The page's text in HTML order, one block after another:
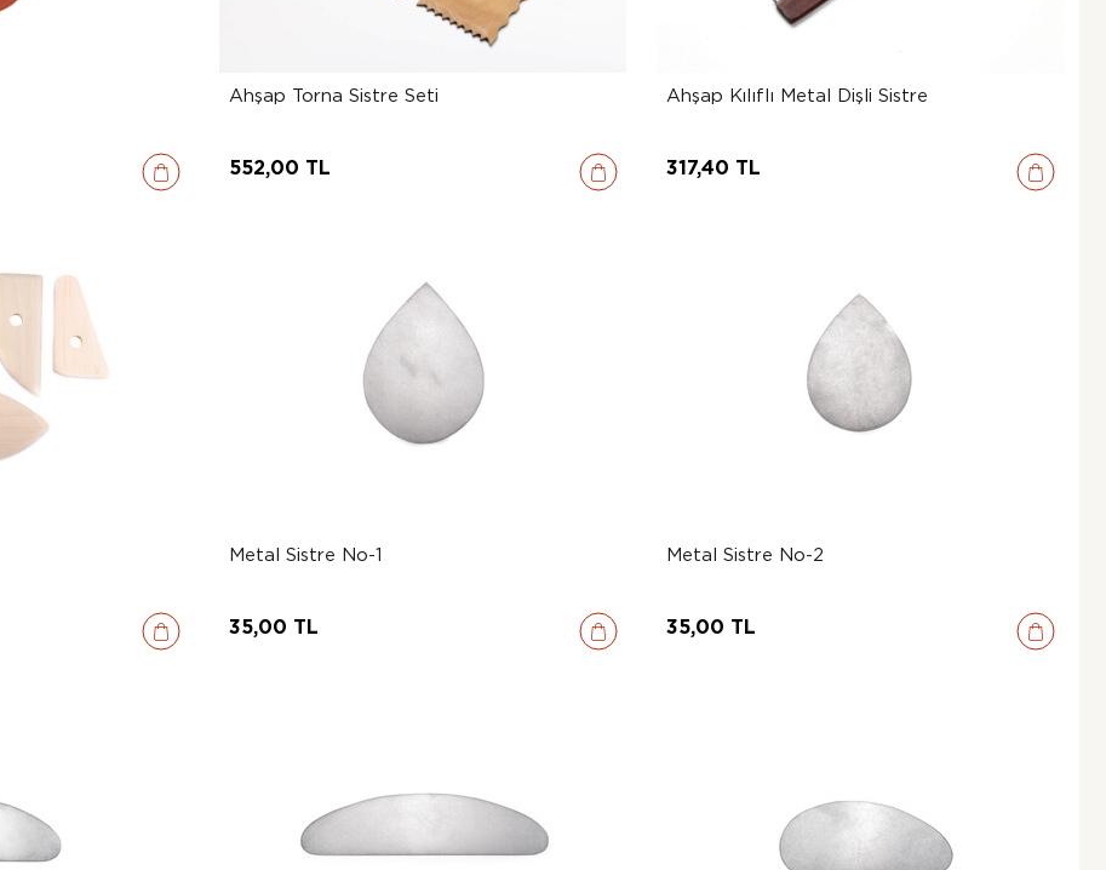
Ahşap Torna Sistre Seti
552,00 TL
Ahşap Kılıflı Metal Dişli Sistre
317,40 TL
Metal Sistre No-1
35,00 TL
Metal Sistre No-2
35,00 TL